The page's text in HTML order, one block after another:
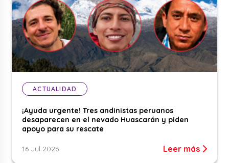
ACTUALIDAD
¡Ayuda urgente! Tres andinistas peruanos
desaparecen en el nevado Huascarán y piden
apoyo para su rescate
16 Jul 2026 Leer más